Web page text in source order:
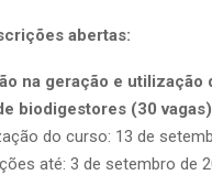
abertas:
na geração e utilização
biodigestores (30 vagas)
do curso: 13 de
até: 3 de setembro de